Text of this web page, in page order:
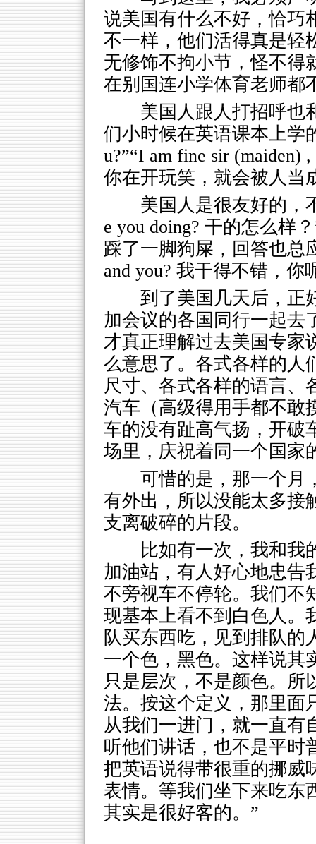
说美国有什么不好，恰巧
不一样，他们活得真是轻
无修饰不拘小节，怪不得
在别国连小学体育老师都
美国人跟人打招呼也
们小时候在英语课本上学
u?”“I am fine sir (maiden)
你在开玩笑，就会被人当
美国人是很友好的，
e you doing? 干的怎么样
踩了一脚狗屎，回答也总
and you? 我干得不错，你
到了美国几天后，正
加会议的各国同行一起去
才真正理解过去美国专家
么意思了。各式各样的人
尺寸、各式各样的语言、
汽车（高级得用手都不敢
车的没有趾高气扬，开破
场里，庆祝着同一个国家
可惜的是，那一个月
有外出，所以没能太多接
支离破碎的片段。
比如有一次，我和我
加油站，有人好心地忠告
不旁视车不停轮。我们不
现基本上看不到白色人。
队买东西吃，见到排队的
一个色，黑色。这样说其
只是层次，不是颜色。所
法。按这个定义，那里面
从我们一进门，就一直有
听他们讲话，也不是平时
把英语说得带很重的挪威
表情。等我们坐下来吃东
其实是很好客的。”